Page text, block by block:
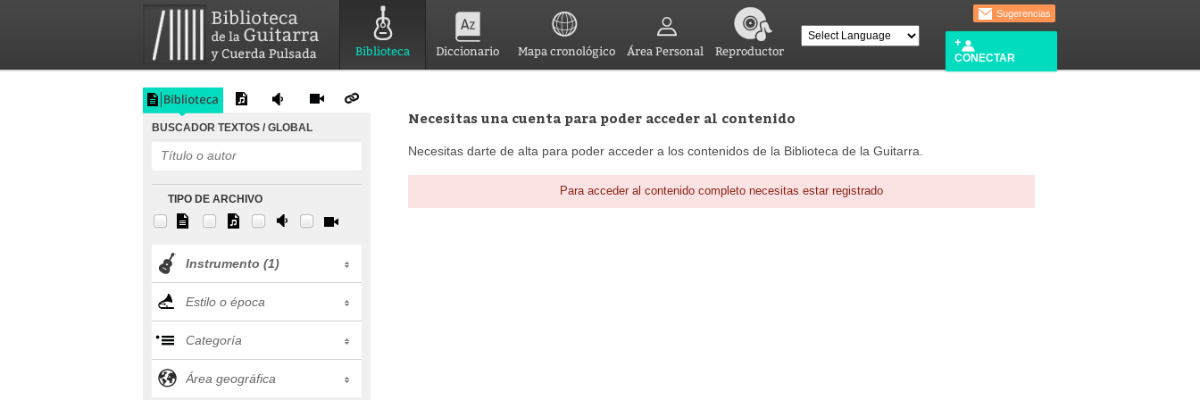
Biblioteca Diccionario Mapa cronológico Área Personal Reproductor
Sugerencias
CONECTAR
BUSCADOR TEXTOS / GLOBAL
TIPO DE ARCHIVO
Instrumento (1)
Estilo o época
Categoría
Área geográfica
Necesitas una cuenta para poder acceder al contenido
Necesitas darte de alta para poder acceder a los contenidos de la Biblioteca de la Guitarra.
Para acceder al contenido completo necesitas estar registrado